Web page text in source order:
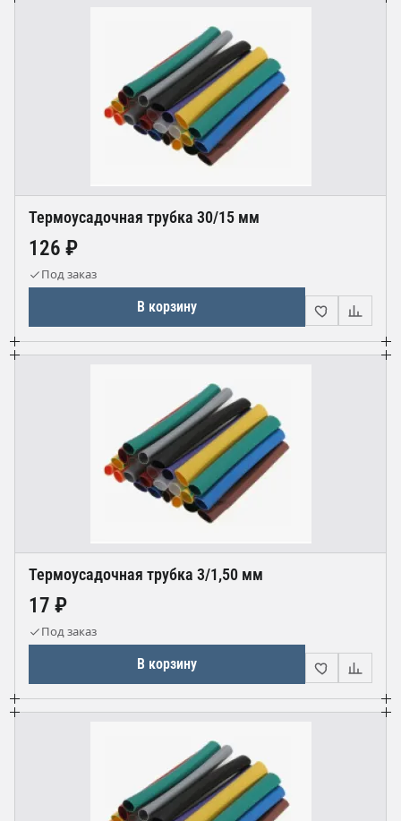
Термоусадочная трубка 30/15 мм
126 ₽
Под заказ
В корзину
Термоусадочная трубка 3/1,50 мм
17 ₽
Под заказ
В корзину